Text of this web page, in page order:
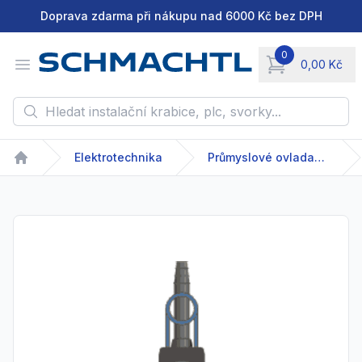
Doprava zdarma při nákupu nad 6000 Kč bez DPH
Open menu
0
0,00 Kč
items in cart,
Hledat instalační krabice, plc, svorky...
Home
Elektrotechnika Průmyslové ovladače a spínače